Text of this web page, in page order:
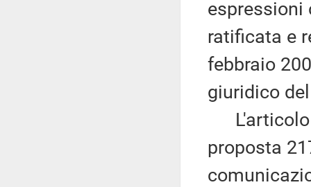
espressioni
ratificata e
febbraio
giuridico
L'articolo
proposta